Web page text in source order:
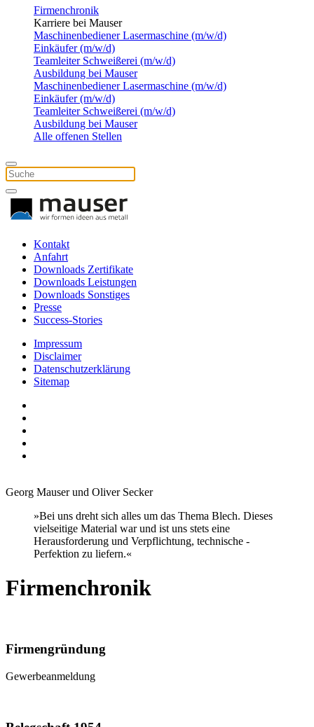
Firmenchronik
Karriere bei Mauser
Maschinenbediener Lasermaschine (m/w/d)
Einkäufer (m/w/d)
Teamleiter Schweißerei (m/w/d)
Ausbildung bei Mauser
Maschinenbediener Lasermaschine (m/w/d)
Einkäufer (m/w/d)
Teamleiter Schweißerei (m/w/d)
Ausbildung bei Mauser
Alle offenen Stellen
Kontakt
Anfahrt
Downloads Zertifikate
Downloads Leistungen
Downloads Sonstiges
Presse
Success-Stories
Impressum
Disclaimer
Datenschutzerklärung
Sitemap
Georg Mauser und Oliver Secker
»Bei uns dreht sich alles um das Thema Blech. Dieses
vielseitige Material war und ist uns stets eine
Herausforderung und Verpflichtung, technische ­
Perfektion zu liefern.«
Firmenchronik
Firmengründung
Gewerbeanmeldung